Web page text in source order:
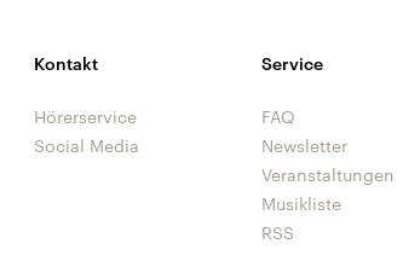
Kontakt
Hörerservice
Social Media
Service
FAQ
Newsletter
Veranstaltungen
Musikliste
RSS